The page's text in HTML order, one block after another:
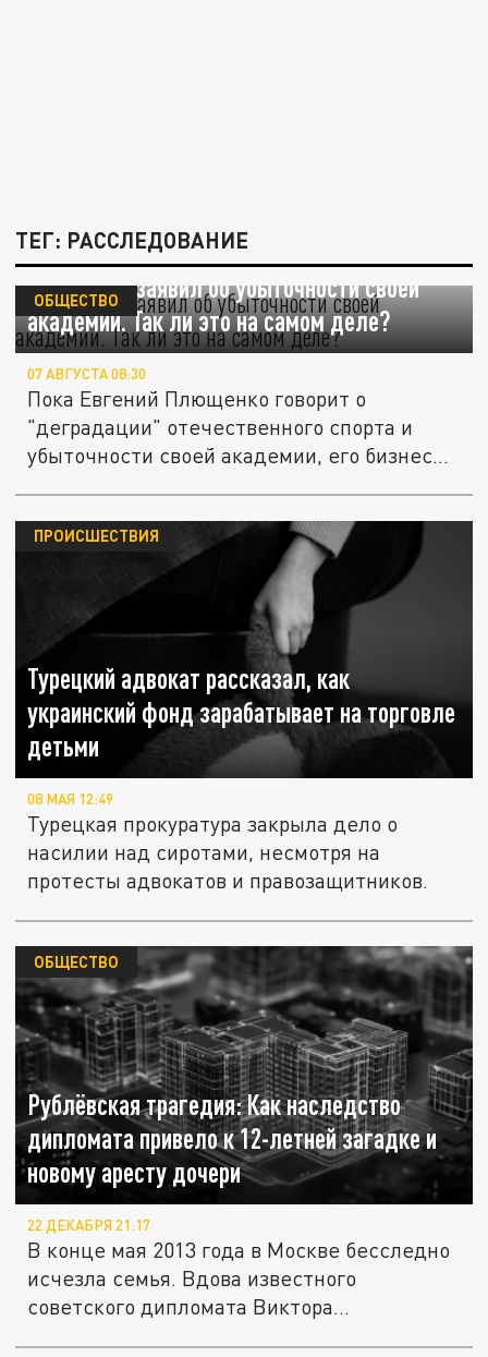
ТЕГ: РАССЛЕДОВАНИЕ
Плющенко заявил об убыточности своей
академии. Так ли это на самом деле?
ОБЩЕСТВО
07 АВГУСТА 08:30
Пока Евгений Плющенко говорит о
"деградации" отечественного спорта и
убыточности своей академии, его бизнес...
Турецкий адвокат рассказал, как
украинский фонд зарабатывает на торговле
детьми
ПРОИСШЕСТВИЯ
08 МАЯ 12:49
Турецкая прокуратура закрыла дело о
насилии над сиротами, несмотря на
протесты адвокатов и правозащитников.
Рублёвская трагедия: Как наследство
дипломата привело к 12-летней загадке и
новому аресту дочери
ОБЩЕСТВО
22 ДЕКАБРЯ 21:17
В конце мая 2013 года в Москве бесследно
исчезла семья. Вдова известного
советского дипломата Виктора...